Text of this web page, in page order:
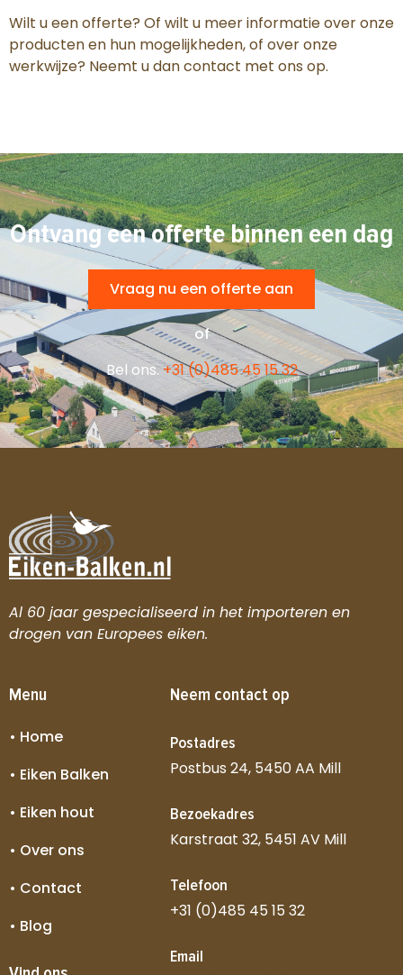
Wilt u een offerte? Of wilt u meer informatie over onze
producten en hun mogelijkheden, of over onze
werkwijze? Neemt u dan contact met ons op.
Ontvang een offerte binnen een dag
Vraag nu een offerte aan
of
Bel ons.+31 (0)485 45 15 32
Al 60 jaar gespecialiseerd in het importeren en
drogen van Europees eiken.
Menu
• Home
• Eiken Balken
• Eiken hout
• Over ons
• Contact
• Blog
Neem contact op
Postadres
Postbus 24, 5450 AA Mill
Bezoekadres
Karstraat 32, 5451 AV Mill
Telefoon
+31 (0)485 45 15 32
Email